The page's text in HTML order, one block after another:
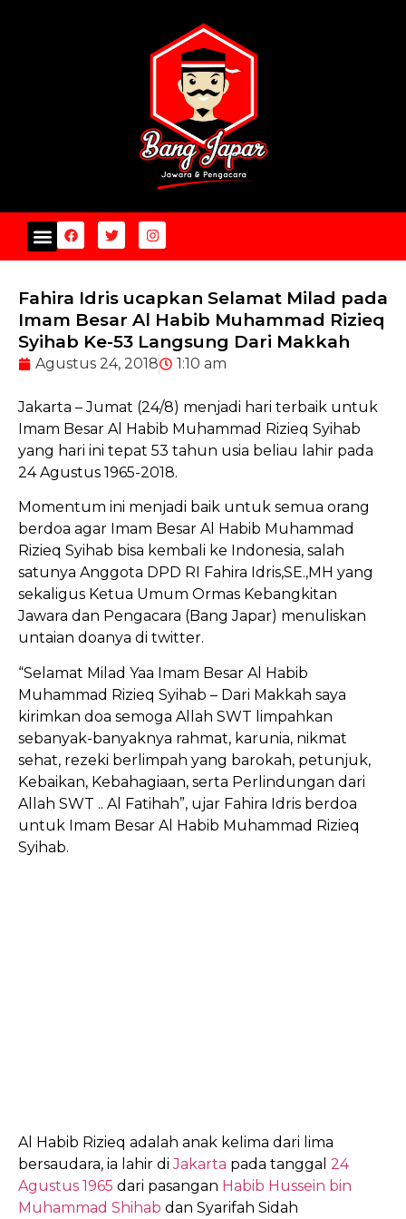
Fahira Idris ucapkan Selamat Milad pada
Imam Besar Al Habib Muhammad Rizieq
Syihab Ke-53 Langsung Dari Makkah
Agustus 24, 2018 1:10 am
Jakarta – Jumat (24/8) menjadi hari terbaik untuk
Imam Besar Al Habib Muhammad Rizieq Syihab
yang hari ini tepat 53 tahun usia beliau lahir pada
24 Agustus 1965-2018.
Momentum ini menjadi baik untuk semua orang
berdoa agar Imam Besar Al Habib Muhammad
Rizieq Syihab bisa kembali ke Indonesia, salah
satunya Anggota DPD RI Fahira Idris,SE.,MH yang
sekaligus Ketua Umum Ormas Kebangkitan
Jawara dan Pengacara (Bang Japar) menuliskan
untaian doanya di twitter.
“Selamat Milad Yaa Imam Besar Al Habib
Muhammad Rizieq Syihab – Dari Makkah saya
kirimkan doa semoga Allah SWT limpahkan
sebanyak-banyaknya rahmat, karunia, nikmat
sehat, rezeki berlimpah yang barokah, petunjuk,
Kebaikan, Kebahagiaan, serta Perlindungan dari
Allah SWT .. Al Fatihah”, ujar Fahira Idris berdoa
untuk Imam Besar Al Habib Muhammad Rizieq
Syihab.
Al Habib Rizieq adalah anak kelima dari lima
bersaudara, ia lahir diJakarta pada tanggal 24
Agustus 1965 dari pasangan Habib Hussein bin
Muhammad Shihab dan Syarifah Sidah